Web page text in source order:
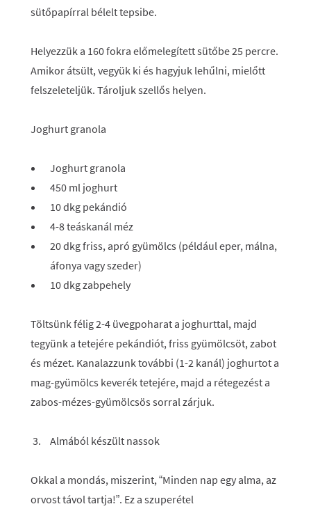
sütőpapírral bélelt tepsibe.
Helyezzük a 160 fokra előmelegített sütőbe 25 percre.
Amikor átsült, vegyük ki és hagyjuk lehűlni, mielőtt
felszeleteljük. Tároljuk szellős helyen.
Joghurt granola
Joghurt granola
450 ml joghurt
10 dkg pekándió
4-8 teáskanál méz
20 dkg friss, apró gyümölcs (például eper, málna,
áfonya vagy szeder)
10 dkg zabpehely
Töltsünk félig 2-4 üvegpoharat a joghurttal, majd
tegyünk a tetejére pekándiót, friss gyümölcsöt, zabot
és mézet. Kanalazzunk további (1-2 kanál) joghurtot a
mag-gyümölcs keverék tetejére, majd a rétegezést a
zabos-mézes-gyümölcsös sorral zárjuk.
Almából készült nassok
Okkal a mondás, miszerint, “Minden nap egy alma, az
orvost távol tartja!”. Ez a szuperétel